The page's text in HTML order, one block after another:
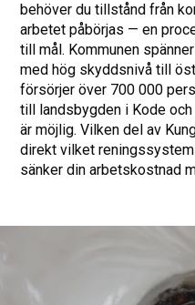
behöver du tillstånd från
arbetet påbörjas — en
till mål. Kommunen
med hög skyddsnivå till
försörjer över 700 000
till landsbygden i Kode
är möjlig. Vilken del av
direkt vilket
sänker din arbetskostnad